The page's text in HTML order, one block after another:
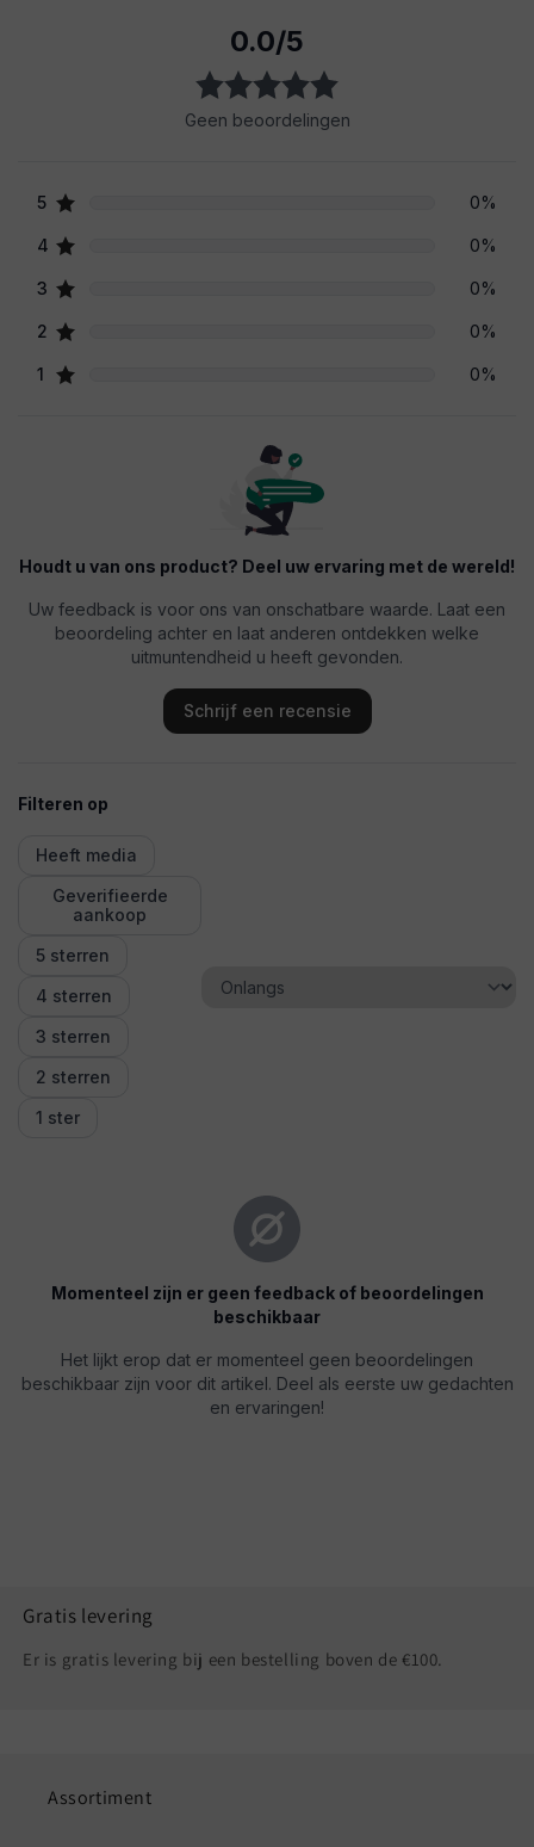
Gratis levering
Er is gratis levering bij een bestelling boven de €100.
Assortiment